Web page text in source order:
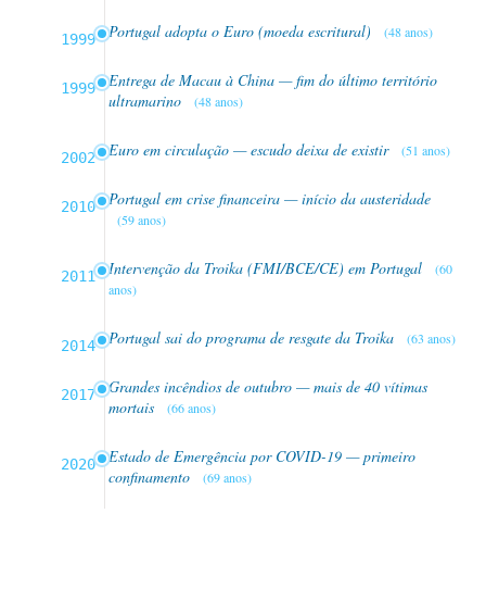
1999 Portugal adopta o Euro (moeda escritural) (48 anos)
1999
Entrega de Macau à China — fim do último território
ultramarino
(48 anos)
2002 Euro em circulação — escudo deixa de existir (51 anos)
2010 Portugal em crise financeira — início da austeridade
(59 anos)
2011 Intervenção da Troika (FMI/BCE/CE) em Portugal
(60
anos)
2014 Portugal sai do programa de resgate da Troika (63 anos)
2017
Grandes incêndios de outubro — mais de 40 vítimas
mortais
(66 anos)
2020
Estado de Emergência por COVID-19 — primeiro
confinamento
(69 anos)